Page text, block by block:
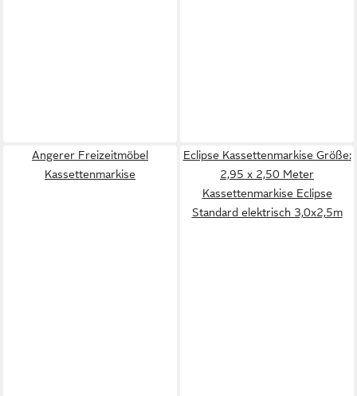
Angerer Freizeitmöbel
Kassettenmarkise
Eclipse Kassettenmarkise Größe:
2,95 x 2,50 Meter
Kassettenmarkise Eclipse
Standard elektrisch 3,0x2,5m